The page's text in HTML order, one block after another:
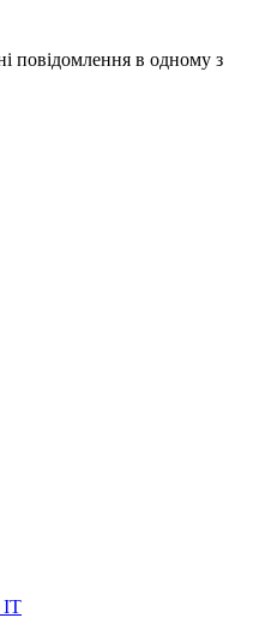
повідомлення в одному з
IT